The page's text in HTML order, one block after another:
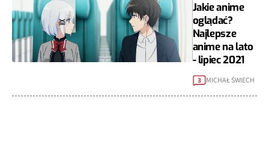
Jakie anime
oglądać?
Najlepsze
anime na lato
- lipiec 2021
3 MICHAŁ ŚWIECH